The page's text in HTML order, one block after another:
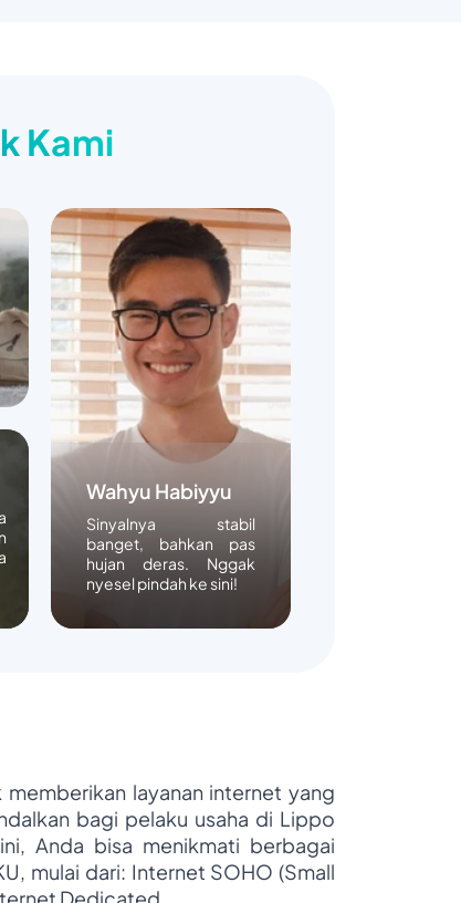
Kami
Wahyu Habiyyu
Sinyalnya stabil
banget, bahkan pas
hujan deras. Nggak
nyesel pindah ke sini!
layanan internet yang
bagi pelaku usaha di Lippo
Anda bisa menikmati berbagai
mulai dari: Internet SOHO (Small